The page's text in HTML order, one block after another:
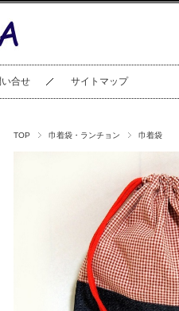
い合せ サイトマップ
TOP 巾着袋・ランチョン 巾着袋